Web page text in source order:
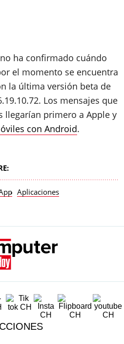
ha confirmado cuándo
el momento se encuentra
la última versión beta de
Los mensajes que
llegarían primero a Apple y
con Android.
Aplicaciones